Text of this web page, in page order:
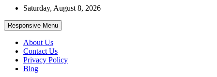
Skip
content
Saturday, August 8, 2026
Responsive Menu
About Us
Contact Us
Privacy Policy
Blog